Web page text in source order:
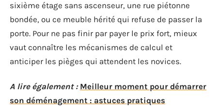
sixième étage sans ascenseur, une rue piétonne
bondée, ou ce meuble hérité qui refuse de passer la
porte. Pour ne pas finir par payer le prix fort, mieux
vaut connaître les mécanismes de calcul et
anticiper les pièges qui attendent les novices.
A lire également : Meilleur moment pour démarrer
son déménagement : astuces pratiques